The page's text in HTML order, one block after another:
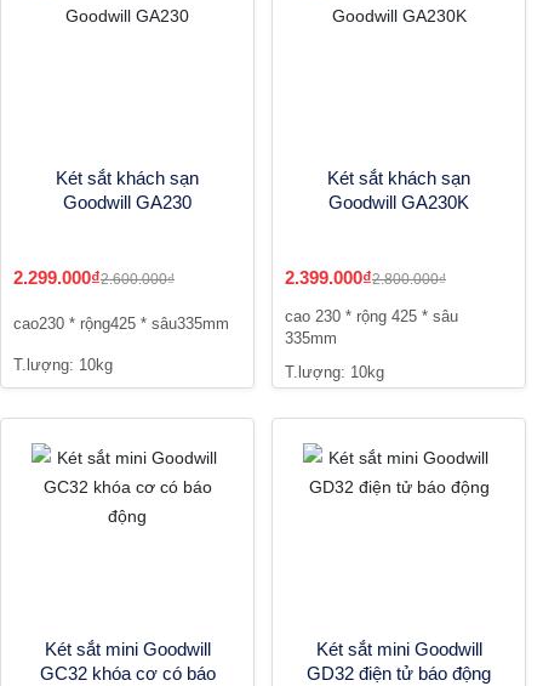
Két sắt khách sạn
Goodwill GA230
2.299.000₫2.600.000₫
cao230 * rộng425 * sâu335mm
T.lượng: 10kg
Két sắt khách sạn
Goodwill GA230K
2.399.000₫2.800.000₫
cao 230 * rộng 425 * sâu
335mm
T.lượng: 10kg
Két sắt mini Goodwill
GC32 khóa cơ có báo
Két sắt mini Goodwill
GD32 điện tử báo động